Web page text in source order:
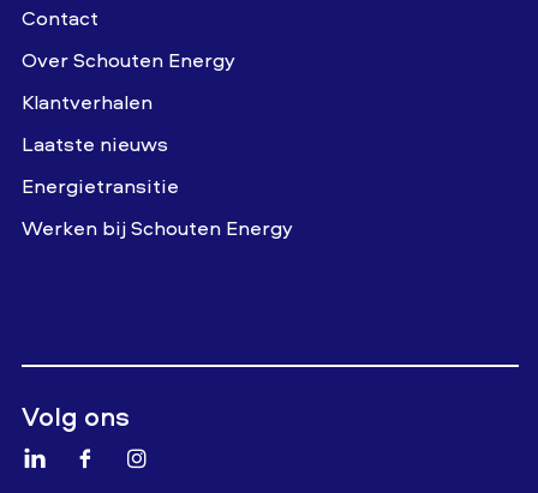
Contact
Over Schouten Energy
Klantverhalen
Laatste nieuws
Energietransitie
Werken bij Schouten Energy
Volg ons